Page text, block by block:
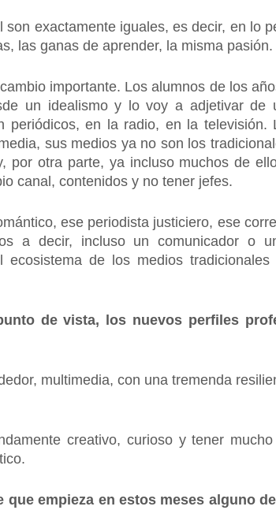
exactamente iguales, es decir, en lo
las ganas de aprender, la misma pasión.
importante. Los alumnos de los
un idealismo y lo voy a adjetivar de
periódicos, en la radio, en la televisión.
sus medios ya no son los
por otra parte, ya incluso muchos de
canal, contenidos y no tener jefes.
ese periodista justiciero, ese
a decir, incluso un comunicador o
ecosistema de los medios
de vista, los nuevos perfiles
multimedia, con una tremenda
creativo, curioso y tener
empieza en estos meses alguno